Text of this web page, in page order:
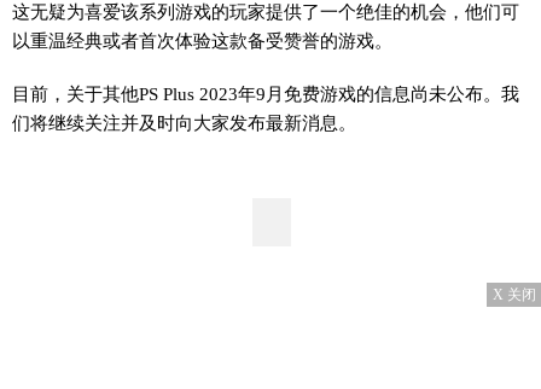
这无疑为喜爱该系列游戏的玩家提供了一个绝佳的机会，他们可
以重温经典或者首次体验这款备受赞誉的游戏。
目前，关于其他PS Plus 2023年9月免费游戏的信息尚未公布。我
们将继续关注并及时向大家发布最新消息。
X 关闭